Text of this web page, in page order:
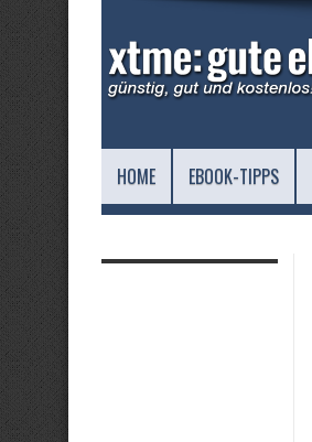
HOME EBOOK-TIPPS